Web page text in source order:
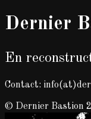
Dernier
En
Contact:
© Dernier Bastion